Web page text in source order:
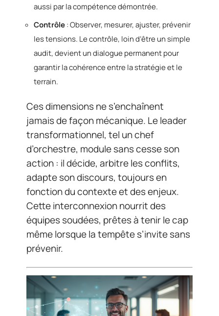
aussi par la compétence démontrée.
Contrôle: Observer, mesurer, ajuster, prévenir
les tensions. Le contrôle, loin d’être un simple
audit, devient un dialogue permanent pour
garantir la cohérence entre la stratégie et le
terrain.
Ces dimensions ne s’enchaînent
jamais de façon mécanique. Le leader
transformationnel, tel un chef
d’orchestre, module sans cesse son
action : il décide, arbitre les conflits,
adapte son discours, toujours en
fonction du contexte et des enjeux.
Cette interconnexion nourrit des
équipes soudées, prêtes à tenir le cap
même lorsque la tempête s’invite sans
prévenir.